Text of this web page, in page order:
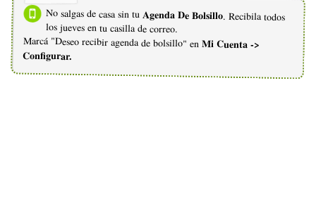
No salgas de casa sin tu Agenda De Bolsillo. Recibila todos
los jueves en tu casilla de correo.
Marcá "Deseo recibir agenda de bolsillo" en Mi Cuenta ->
Configurar.